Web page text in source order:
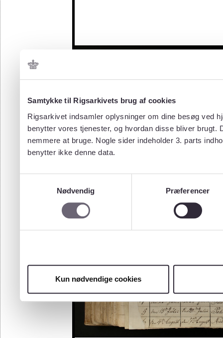
Samtykke til Rigsarkivets brug af cookies
Rigsarkivet indsamler oplysninger om dine besøg ved
benytter vores tjenester, og hvordan disse bliver
nemmere at bruge. Nogle sider indeholder 3. parts
benytter ikke denne data.
Nødvendig
Præferencer
Kun nødvendige cookies